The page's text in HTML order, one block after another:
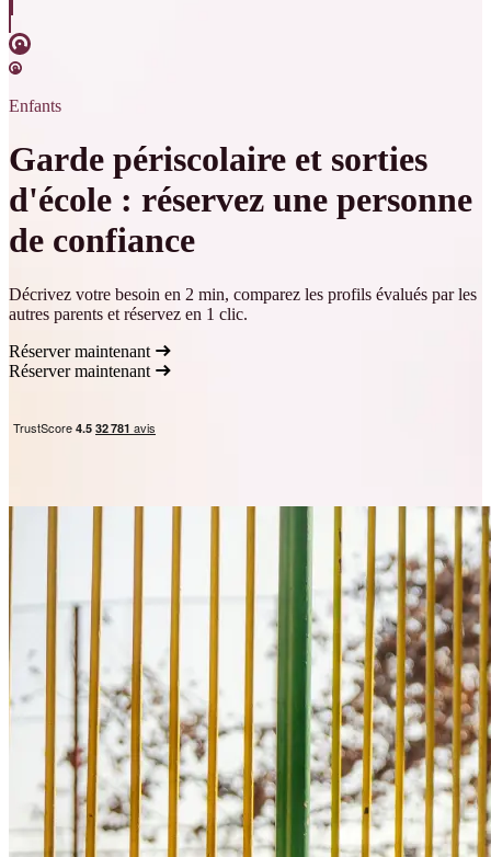
Enfants
Garde périscolaire et sorties
d'école : réservez une personne
de confiance
Décrivez votre besoin en 2 min, comparez les profils évalués par les
autres parents et réservez en 1 clic.
Réserver maintenant
Réserver maintenant